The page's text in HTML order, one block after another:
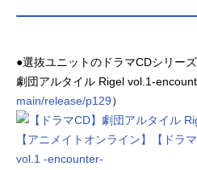
●選抜ユニットのドラマCDシリーズ
劇団アルタイル Rigel vol.1-
main/release/p129）
【アニメイトオンライン】【ドラ
vol.1 -encounter-